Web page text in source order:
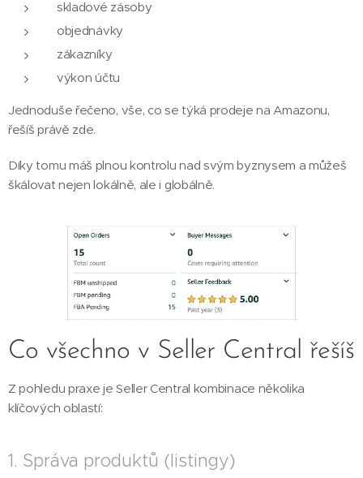
skladové zásoby
objednávky
zákazníky
výkon účtu
Jednoduše řečeno, vše, co se týká prodeje na Amazonu,
řešíš právě zde.
Díky tomu máš plnou kontrolu nad svým byznysem a můžeš
škálovat nejen lokálně, ale i globálně.
Co všechno v Seller Central řešíš
Z pohledu praxe je Seller Central kombinace několika
klíčových oblastí:
1. Správa produktů (listingy)